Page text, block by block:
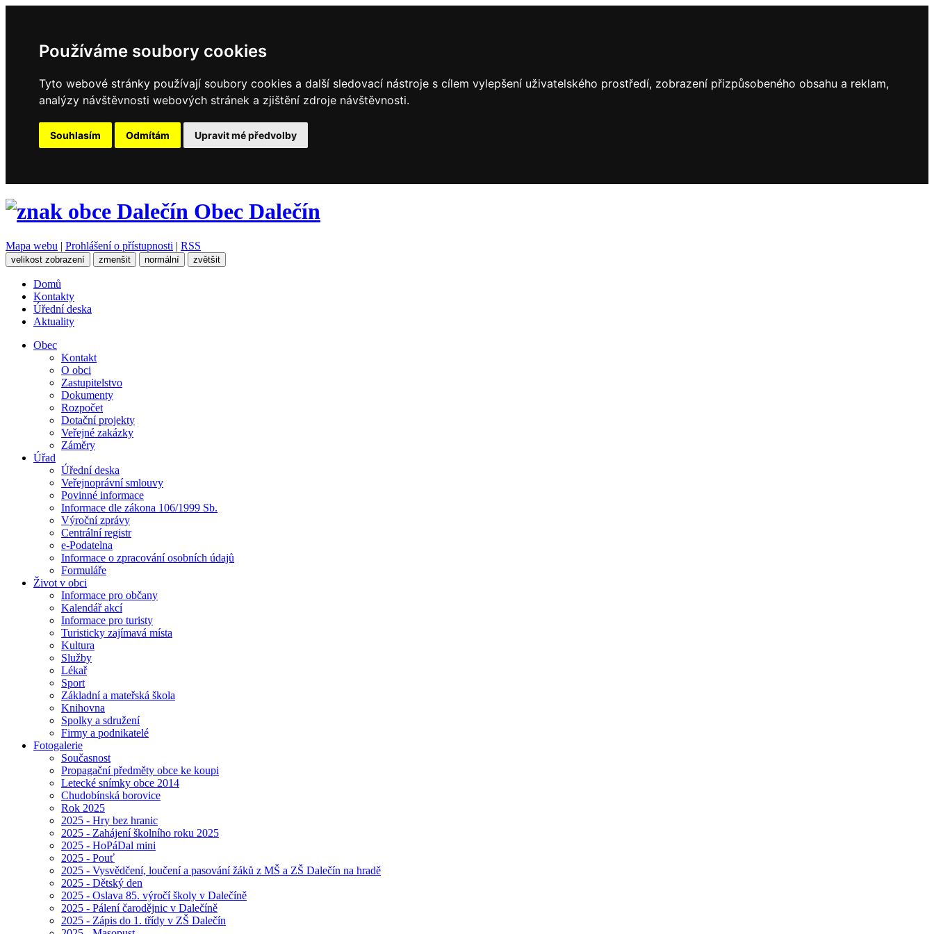
Používáme soubory cookies
Tyto webové stránky používají soubory cookies a další sledovací nástroje s cílem vylepšení uživatelského prostředí, zobrazení přizpůsobeného obsahu a reklam,
analýzy návštěvnosti webových stránek a zjištění zdroje návštěvnosti.
Souhlasím Odmítám Upravit mé předvolby
Obec Dalečín
Mapa webu | Prohlášení o přístupnosti | RSS
velikost zobrazení zmenšit normální zvětšit
Domů
Kontakty
Úřední deska
Aktuality
Obec
Kontakt
O obci
Zastupitelstvo
Dokumenty
Rozpočet
Dotační projekty
Veřejné zakázky
Záměry
Úřad
Úřední deska
Veřejnoprávní smlouvy
Povinné informace
Informace dle zákona 106/1999 Sb.
Výroční zprávy
Centrální registr
e-Podatelna
Informace o zpracování osobních údajů
Formuláře
Život v obci
Informace pro občany
Kalendář akcí
Informace pro turisty
Turisticky zajímavá místa
Kultura
Služby
Lékař
Sport
Základní a mateřská škola
Knihovna
Spolky a sdružení
Firmy a podnikatelé
Fotogalerie
Současnost
Propagační předměty obce ke koupi
Letecké snímky obce 2014
Chudobínská borovice
Rok 2025
2025 - Hry bez hranic
2025 - Zahájení školního roku 2025
2025 - HoPáDal mini
2025 - Pouť
2025 - Vysvědčení, loučení a pasování žáků z MŠ a ZŠ Dalečín na hradě
2025 - Dětský den
2025 - Oslava 85. výročí školy v Dalečíně
2025 - Pálení čarodějnic v Dalečíně
2025 - Zápis do 1. třídy v ZŠ Dalečín